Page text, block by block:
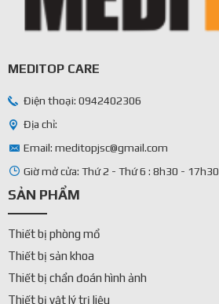
MEDITOP CARE
Điện thoại: 0942402306
Địa chỉ:
Email: meditopjsc@gmail.com
Giờ mở cửa: Thứ 2 - Thứ 6 : 8h30 - 17h30
SẢN PHẨM
Thiết bị phòng mổ
Thiết bị sản khoa
Thiết bị chẩn đoán hình ảnh
Thiết bị vật lý trị liệu